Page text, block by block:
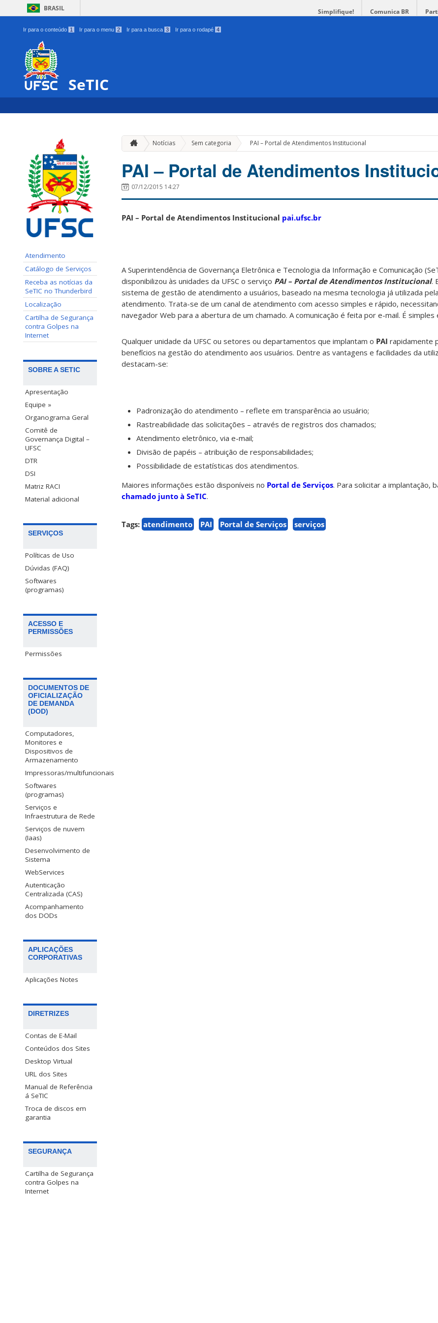
BRASIL Simplifique! Comunica BR
Ir para o conteúdo 1 Ir para o menu 2 Ir para a busca 3 Ir para o rodapé 4
SeTIC
Atendimento
Catálogo de Serviços
Receba as notícias da
SeTIC no Thunderbird
Localização
Cartilha de Segurança
contra Golpes na
Internet
SOBRE A SETIC
Apresentação
Equipe »
Organograma Geral
Comitê de
Governança Digital –
UFSC
DTR
DSI
Matriz RACI
Material adicional
SERVIÇOS
Políticas de Uso
Dúvidas (FAQ)
Softwares
(programas)
ACESSO E
PERMISSÕES
Permissões
DOCUMENTOS DE
OFICIALIZAÇÃO
DE DEMANDA
(DOD)
Computadores,
Monitores e
Dispositivos de
Armazenamento
Impressoras/multifuncionais
Softwares
(programas)
Serviços e
Infraestrutura de Rede
Serviços de nuvem
(Iaas)
Desenvolvimento de
Sistema
WebServices
Autenticação
Centralizada (CAS)
Acompanhamento
dos DODs
APLICAÇÕES
CORPORATIVAS
Aplicações Notes
DIRETRIZES
Contas de E-Mail
Conteúdos dos Sites
Desktop Virtual
URL dos Sites
Manual de Referência
á SeTIC
Troca de discos em
garantia
SEGURANÇA
Cartilha de Segurança
contra Golpes na
Internet
Notícias Sem categoria » PAI – Portal de Atendimentos Institucional
PAI – Portal de Atendimentos
07/12/2015 14:27
PAI – Portal de Atendimentos Institucional pai.ufsc.br
A Superintendência de Governança Eletrônica e Tecnologia da Informação e Comunicação
disponibilizou às unidades da UFSC o serviço PAI – Portal de Atendimentos Institucional.
sistema de gestão de atendimento a usuários, baseado na mesma tecnologia já utilizada
atendimento. Trata-se de um canal de atendimento com acesso simples e rápido,
navegador Web para a abertura de um chamado. A comunicação é feita por e-mail. É simples
Qualquer unidade da UFSC ou setores ou departamentos que implantam o PAI rapidamente
benefícios na gestão do atendimento aos usuários. Dentre as vantagens e facilidades da
destacam-se:
Padronização do atendimento – reflete em transparência ao usuário;
Rastreabilidade das solicitações – através de registros dos chamados;
Atendimento eletrônico, via e-mail;
Divisão de papéis – atribuição de responsabilidades;
Possibilidade de estatísticas dos atendimentos.
Maiores informações estão disponíveis no Portal de Serviços. Para solicitar a implantação,
chamado junto à SeTIC.
Tags: atendimento PAI Portal de Serviços serviços